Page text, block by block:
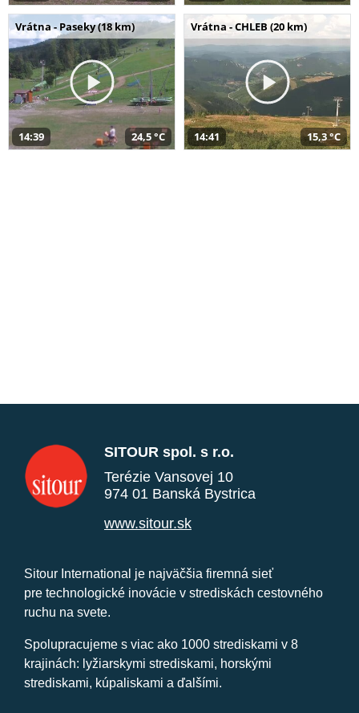
Vrátna - Paseky (18 km)
14:39 24,5 °C
Vrátna - CHLEB (20 km)
14:41 15,3 °C
SITOUR spol. s r.o.
Terézie Vansovej 10
974 01 Banská Bystrica
www.sitour.sk
Sitour International je najväčšia firemná sieť
pre technologické inovácie v strediskách cestovného
ruchu na svete.
Spolupracujeme s viac ako 1000 strediskami v 8
krajinách: lyžiarskymi strediskami, horskými
strediskami, kúpaliskami a ďalšími.